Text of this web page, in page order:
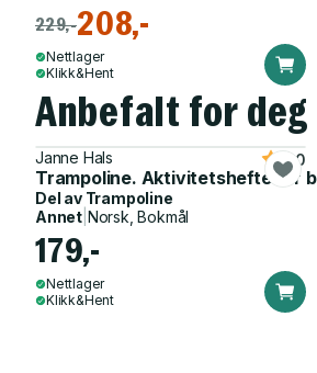
229,-208,-
Nettlager
Klikk&Hent
Anbefalt for deg
Janne Hals
Trampoline. Aktivitetshefte for
5.0
Del av Trampoline
Annet Norsk, Bokmål
179,-
Nettlager
Klikk&Hent